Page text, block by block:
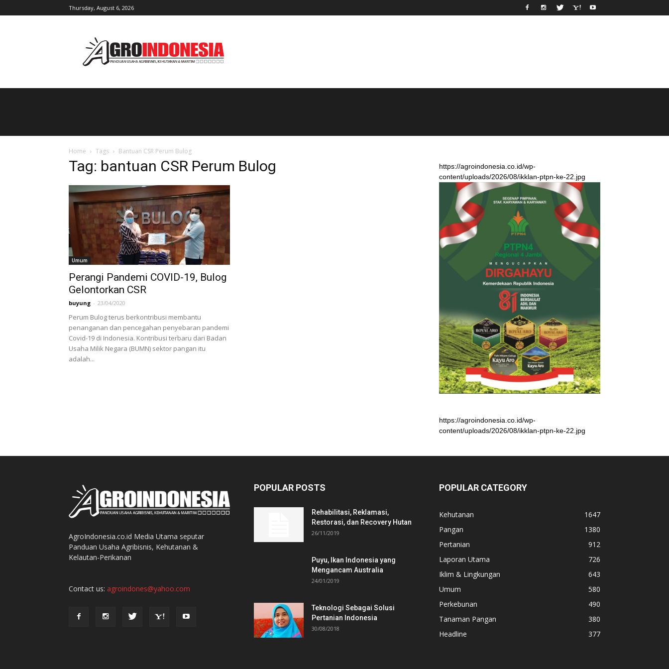
Thursday, August 6, 2026
Home Tags Bantuan CSR Perum Bulog
Tag: bantuan CSR Perum Bulog
Umum
Perangi Pandemi COVID-19, Bulog
Gelontorkan CSR
buyung - 23/04/2020
Perum Bulog terus berkontribusi membantu
penanganan dan pencegahan penyebaran pandemi
Covid-19 di Indonesia. Kontribusi terbaru dari Badan
Usaha Milik Negara (BUMN) sektor pangan itu
adalah...
https://agroindonesia.co.id/wp-
content/uploads/2026/08/ikklan-ptpn-ke-22.jpg
https://agroindonesia.co.id/wp-
content/uploads/2026/08/ikklan-ptpn-ke-22.jpg
AgroIndonesia.co.id Media Utama seputar
Panduan Usaha Agribisnis, Kehutanan &
Kelautan-Perikanan
Contact us: agroindones@yahoo.com
POPULAR POSTS
Rehabilitasi, Reklamasi,
Restorasi, dan Recovery Hutan
26/11/2019
Puyu, Ikan Indonesia yang
Mengancam Australia
24/01/2019
Teknologi Sebagai Solusi
Pertanian Indonesia
30/08/2018
POPULAR CATEGORY
Kehutanan
1647
Pangan
1380
Pertanian
912
Laporan Utama
726
Iklim & Lingkungan
643
Umum
580
Perkebunan
490
Tanaman Pangan
380
Headline
377